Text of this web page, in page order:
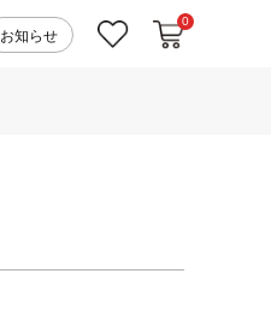
お知らせ お気に入りカートに入
0